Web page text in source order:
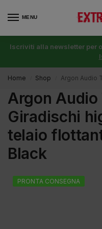
MENU
Iscriviti alla newsletter per
Home Shop Argon Audio TT
Argon Audio
Giradischi
telaio
Black
PRONTA CONSEGNA